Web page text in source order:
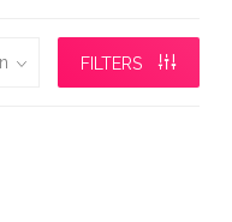
FILTERS